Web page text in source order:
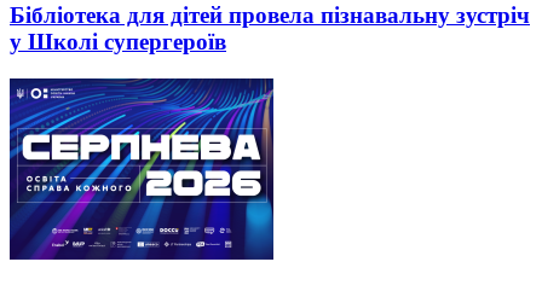
Бібліотека для дітей провела пізнавальну зустріч
у Школі супергероїв